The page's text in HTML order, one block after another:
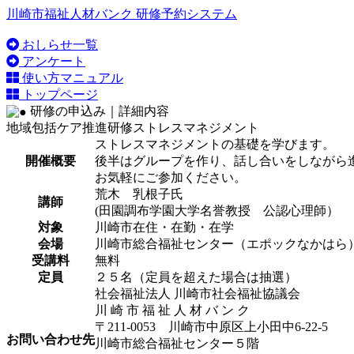
川崎市福祉人材バンク 研修予約システム
おしらせ一覧
アンケート
使い方マニュアル
トップページ
研修の申込み｜詳細内容
地域包括ケア推進研修ストレスマネジメント
開催概要
ストレスマネジメントの基礎を学びます。
後半はグループを作り、話し合いをしながら
お気軽にご参加ください。
講師
荒木 乳根子氏
(田園調布学園大学名誉教授 公認心理師）
対象
川崎市在住・在勤・在学
会場
川崎市総合福祉センター（エポックなかはら）
受講料
無料
定員
２５名（定員を超えた場合は抽選）
お問い合わせ先
社会福祉法人 川崎市社会福祉協議会
川 崎 市 福 祉 人 材 バ ン ク
〒211-0053 川崎市中原区上小田中6-22-5
川崎市総合福祉センター５階